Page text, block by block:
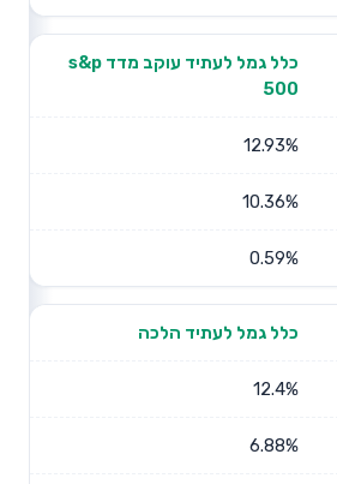
כלל גמל לעתיד עוקב מדד s&p
500
12.93%
10.36%
0.59%
כלל גמל לעתיד הלכה
12.4%
6.88%